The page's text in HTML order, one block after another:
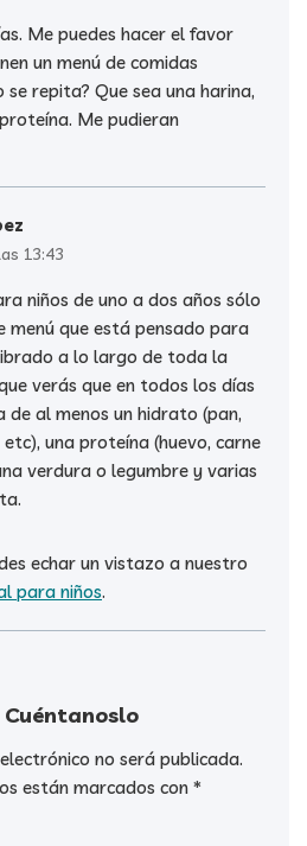
Me puedes hacer el favor
un menú de comidas
se repita? Que sea una harina,
Me pudieran
13:43
niños de uno a dos años sólo
menú que está pensado para
a lo largo de toda la
verás que en todos los días
de al menos un hidrato (pan,
una proteína (huevo, carne
verdura o legumbre y varias
echar un vistazo a nuestro
para niños.
Cuéntanoslo
no será publicada.
están marcados con *